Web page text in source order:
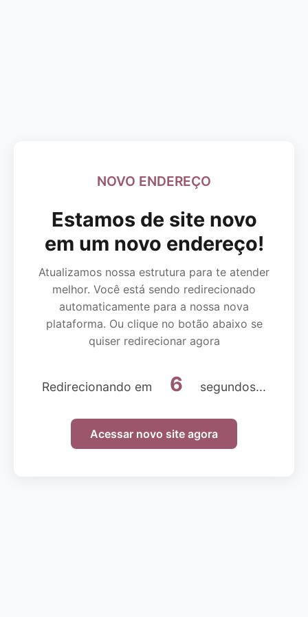
NOVO ENDEREÇO
Estamos de site novo
em um novo endereço!
Atualizamos nossa estrutura para te atender
melhor. Você está sendo redirecionado
automaticamente para a nossa nova
plataforma. Ou clique no botão abaixo se
quiser redirecionar agora
Redirecionando em 6 segundos...
Acessar novo site agora